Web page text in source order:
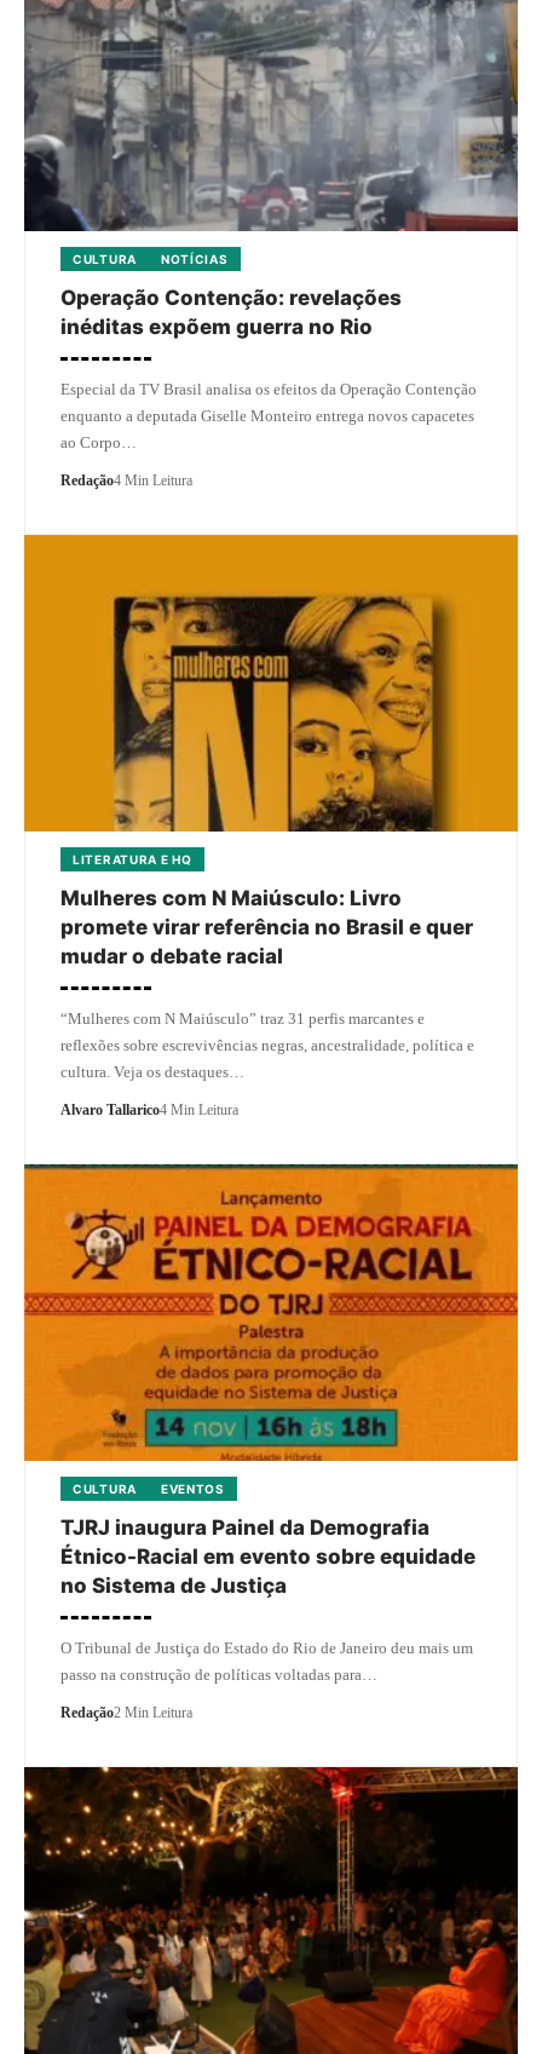
CULTURA NOTÍCIAS
Operação Contenção: revelações
inéditas expõem guerra no Rio
Especial da TV Brasil analisa os efeitos da Operação Contenção
enquanto a deputada Giselle Monteiro entrega novos capacetes
ao Corpo…
Redação4 Min Leitura
LITERATURA E HQ
Mulheres com N Maiúsculo: Livro
promete virar referência no Brasil e quer
mudar o debate racial
“Mulheres com N Maiúsculo” traz 31 perfis marcantes e
reflexões sobre escrevivências negras, ancestralidade, política e
cultura. Veja os destaques…
Alvaro Tallarico4 Min Leitura
CULTURA EVENTOS
TJRJ inaugura Painel da Demografia
Étnico-Racial em evento sobre equidade
no Sistema de Justiça
O Tribunal de Justiça do Estado do Rio de Janeiro deu mais um
passo na construção de políticas voltadas para…
Redação2 Min Leitura